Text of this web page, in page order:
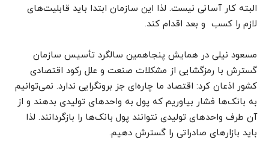
البته کار آسانی نیست. لذا این سازمان ابتدا باید قابلیت‌های
لازم را کسب و بعد اقدام کند.
مسعود نیلی در همایش پنجاهمین سالگرد تأسیس سازمان
گسترش با رمزگشایی از مشکلات صنعت و علل رکود اقتصادی
کشور اذعان کرد: اقتصاد ما چاره‌ای جز برونگرایی ندارد. نمی‌توانیم
به بانک‌ها فشار بیاوریم که پول به واحدهای تولیدی بدهند و از
آن طرف واحدهای تولیدی نتوانند پول بانک‌ها را بازگردانند. لذا
باید بازارهای صادراتی را گسترش دهیم.